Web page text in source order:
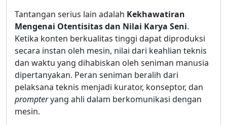
Tantangan serius lain adalah Kekhawatiran
Mengenai Otentisitas dan Nilai Karya Seni.
Ketika konten berkualitas tinggi dapat diproduksi
secara instan oleh mesin, nilai dari keahlian teknis
dan waktu yang dihabiskan oleh seniman manusia
dipertanyakan. Peran seniman beralih dari
pelaksana teknis menjadi kurator, konseptor, dan
prompteryang ahli dalam berkomunikasi dengan
mesin.